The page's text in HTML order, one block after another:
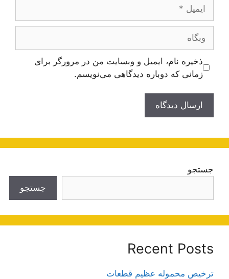
وبگاه
ذخیره نام، ایمیل و وبسایت من در مرورگر برای
زمانی که دوباره دیدگاهی می‌نویسم.
جستجو
جستجو
Recent Posts
ترخیص محموله عظیم قطعات